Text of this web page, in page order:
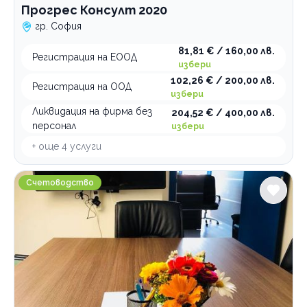
Прогрес Консулт 2020
гр. София
Регистрация на ЕООД
81,81 € / 160,00 лв.
избери
Регистрация на ООД
102,26 € / 200,00 лв.
избери
Ликвидация на фирма без
персонал
204,52 € / 400,00 лв.
избери
+ още 4 услуги
Счетоводни услуги Prime Audit & Accounting
Счетоводство